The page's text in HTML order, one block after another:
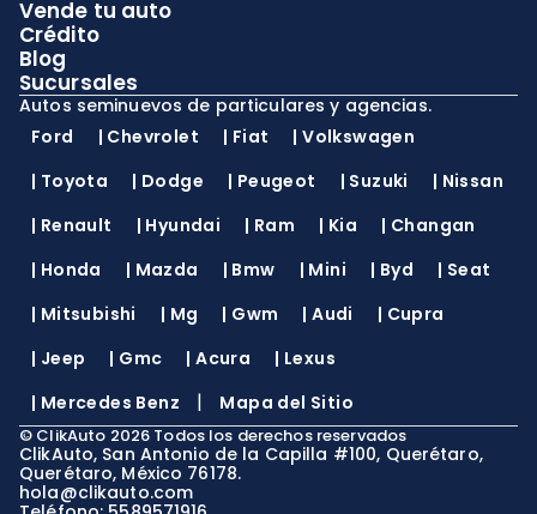
Vende tu auto
Crédito
Blog
Sucursales
Autos seminuevos de particulares y agencias.
Ford
| Chevrolet | Fiat |Volkswagen
| Toyota | Dodge | Peugeot | Suzuki | Nissan
| Renault | Hyundai | Ram | Kia | Changan
| Honda | Mazda | Bmw | Mini | Byd | Seat
| Mitsubishi | Mg | Gwm |Audi | Cupra
| Jeep | Gmc |Acura | Lexus
| Mercedes Benz | Mapa del Sitio
© ClikAuto 2026 Todos los derechos reservados
ClikAuto, San Antonio de la Capilla #100, Querétaro,
Querétaro, México 76178.
hola@clikauto.com